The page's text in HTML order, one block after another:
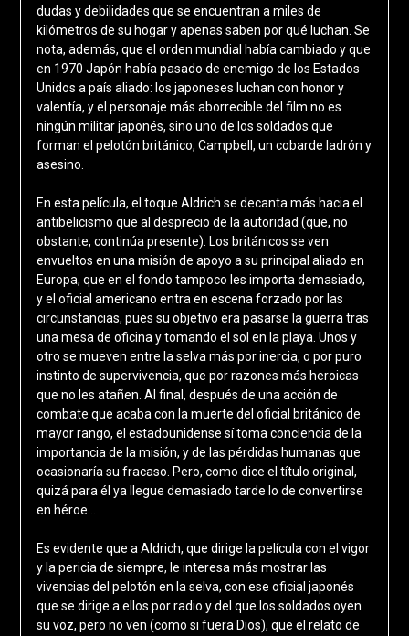
dudas y debilidades que se encuentran a miles de
kilómetros de su hogar y apenas saben por qué luchan. Se
nota, además, que el orden mundial había cambiado y que
en 1970 Japón había pasado de enemigo de los Estados
Unidos a país aliado: los japoneses luchan con honor y
valentía, y el personaje más aborrecible del film no es
ningún militar japonés, sino uno de los soldados que
forman el pelotón británico, Campbell, un cobarde ladrón y
asesino.
En esta película, el toque Aldrich se decanta más hacia el
antibelicismo que al desprecio de la autoridad (que, no
obstante, continúa presente). Los británicos se ven
envueltos en una misión de apoyo a su principal aliado en
Europa, que en el fondo tampoco les importa demasiado,
y el oficial americano entra en escena forzado por las
circunstancias, pues su objetivo era pasarse la guerra tras
una mesa de oficina y tomando el sol en la playa. Unos y
otro se mueven entre la selva más por inercia, o por puro
instinto de supervivencia, que por razones más heroicas
que no les atañen. Al final, después de una acción de
combate que acaba con la muerte del oficial británico de
mayor rango, el estadounidense sí toma conciencia de la
importancia de la misión, y de las pérdidas humanas que
ocasionaría su fracaso. Pero, como dice el título original,
quizá para él ya llegue demasiado tarde lo de convertirse
en héroe…
Es evidente que a Aldrich, que dirige la película con el vigor
y la pericia de siempre, le interesa más mostrar las
vivencias del pelotón en la selva, con ese oficial japonés
que se dirige a ellos por radio y del que los soldados oyen
su voz, pero no ven (como si fuera Dios), que el relato de